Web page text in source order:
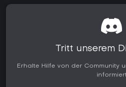
Tritt unserem
Erhalte Hilfe von der Community